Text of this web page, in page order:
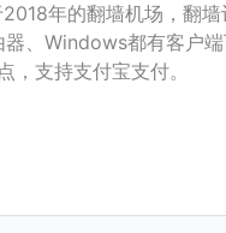
年的翻墙机场，翻
、Windows都有客户
支持支付宝支付。